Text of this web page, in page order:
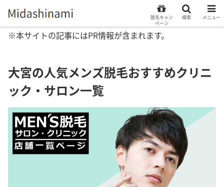
※本サイトの記事にはPR情報が含まれます。
大宮の人気メンズ脱毛おすすめクリニ
ック・サロン一覧
脱毛キャン
ペーン
検索 メニュー